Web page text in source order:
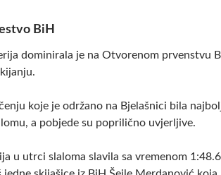
BiH
dominirala je na Otvorenom prvenstvu
koje je održano na Bjelašnici bila
a pobjede su poprilično uvjerljive.
u utrci slaloma slavila sa vremenom